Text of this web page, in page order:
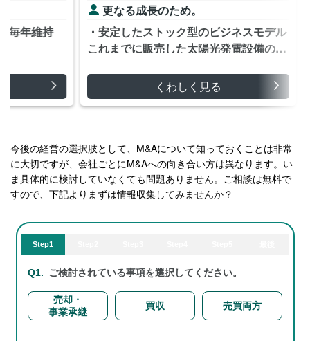
毎年維持
更なる成長のため。
・安定したストック型のビジネスモデル
これまでに販売した太陽光発電設備のメ
れる電力の販売を行っており、安定した
継続的な売上を立てることが可能。 ・
り、新電力販売、並びに様々な商材との
クロスセルが可能。
くわしく見る
今後の経営の選択肢として、M&Aについて知っておくことは非常
に大切ですが、会社ごとにM&Aへの向き合い方は異なります。い
ま具体的に検討していなくても問題ありません。ご相談は無料で
すので、下記よりまずは情報収集してみませんか？